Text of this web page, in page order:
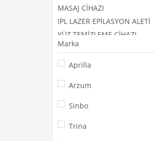
MASAJ CİHAZI
IPL LAZER EPİLASYON ALETİ
YÜZ TEMİZLEME CİHAZI
KOZMETİK - BAKIM ÜRÜNLERİ
Marka
Aprilla
Arzum
Sinbo
Trina